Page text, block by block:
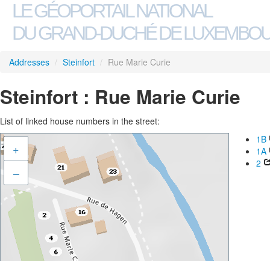
LE GÉOPORTAIL NATIONAL
DU GRAND-DUCHÉ DE
Addresses / Steinfort / Rue Marie Curie
Steinfort : Rue Marie Curie
List of linked house numbers in the street:
+
–
1B
1A
2